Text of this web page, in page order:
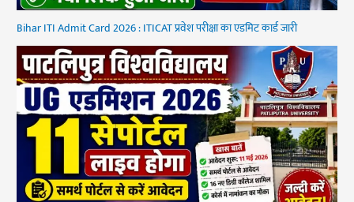
Bihar ITI Admit Card 2026 : ITICAT प्रवेश परीक्षा का एडमिट कार्ड जारी